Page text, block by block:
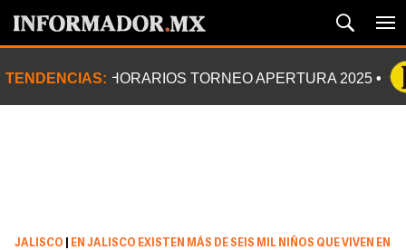
TENDENCIAS: HORARIOS TORNEO APERTURA 2025
JALISCO
EN JALISCO EXISTEN MÁS DE SEIS MIL NIÑOS QUE VIVEN EN